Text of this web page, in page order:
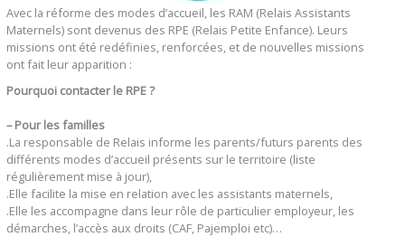
Avec la réforme des modes d’accueil, les RAM (Relais Assistants
Maternels) sont devenus des RPE (Relais Petite Enfance). Leurs
missions ont été redéfinies, renforcées, et de nouvelles missions
ont fait leur apparition :
Pourquoi contacter le RPE ?
– Pour les familles
.La responsable de Relais informe les parents/futurs parents des
différents modes d’accueil présents sur le territoire (liste
régulièrement mise à jour),
.Elle facilite la mise en relation avec les assistants maternels,
.Elle les accompagne dans leur rôle de particulier employeur, les
démarches, l’accès aux droits (CAF, Pajemploi etc)…